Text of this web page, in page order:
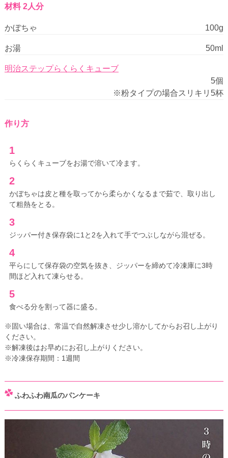
材料 2人分
かぼちゃ 100g
お湯 50ml
明治ステップらくらくキューブ
5個
※粉タイプの場合スリキリ5杯
作り方
1
らくらくキューブをお湯で溶いて冷ます。
2
かぼちゃは皮と種を取ってから柔らかくなるまで茹で、取り出し
て粗熱をとる。
3
ジッパー付き保存袋に1と2を入れて手でつぶしながら混ぜる。
4
平らにして保存袋の空気を抜き、ジッパーを締めて冷凍庫に3時
間ほど入れて凍らせる。
5
食べる分を割って器に盛る。
※固い場合は、常温で自然解凍させ少し溶かしてからお召し上がり
ください。
※解凍後はお早めにお召し上がりください。
※冷凍保存期間：1週間
ふわふわ南瓜のパンケーキ